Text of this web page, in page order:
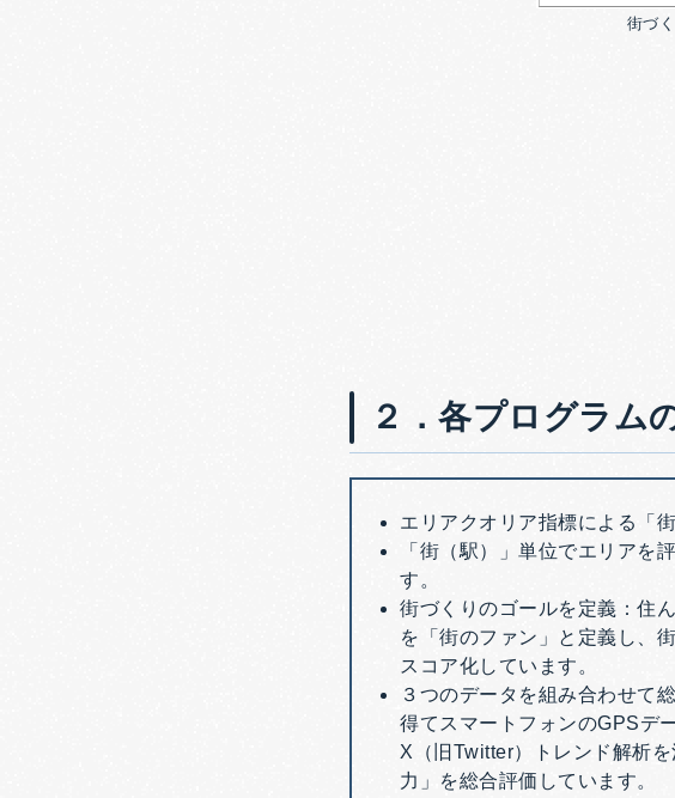
街づ
２．各プログラム
エリアクオリア指標による「
「街（駅）」単位でエリアを
す。
街づくりのゴールを定義：住
を「街のファン」と定義し、
スコア化しています。
３つのデータを組み合わせて
得てスマートフォンのGPSデ
X（旧Twitter）トレンド解析
力」を総合評価しています。